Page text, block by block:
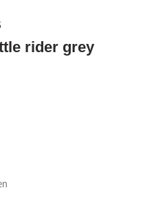
rider grey